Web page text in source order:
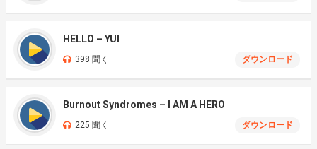
HELLO – YUI
398 聞く ダウンロード
Burnout Syndromes – I AM A HERO
225 聞く ダウンロード